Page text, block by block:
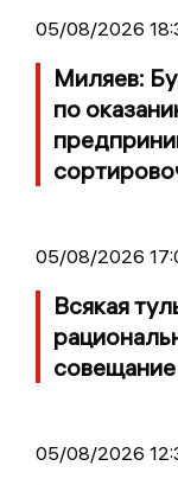
05/08/2026
Миляев:
по
05/08/2026
Всякая
совещание
05/08/2026